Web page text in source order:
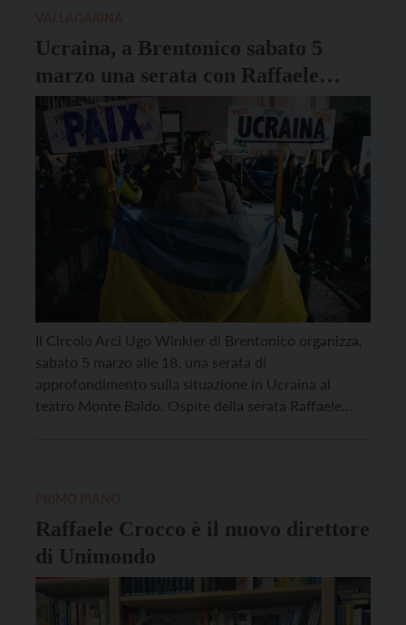
Ucraina, a Brentonico sabato 5
marzo una serata con Raffaele
Crocco per approfondire il conflitto
Il Circolo Arci Ugo Winkler di Brentonico organizza,
sabato 5 marzo alle 18, una serata di
approfondimento sulla situazione in Ucraina al
teatro Monte Baldo. Ospite della serata Raffaele
Raffaele Crocco è il nuovo direttore
di Unimondo